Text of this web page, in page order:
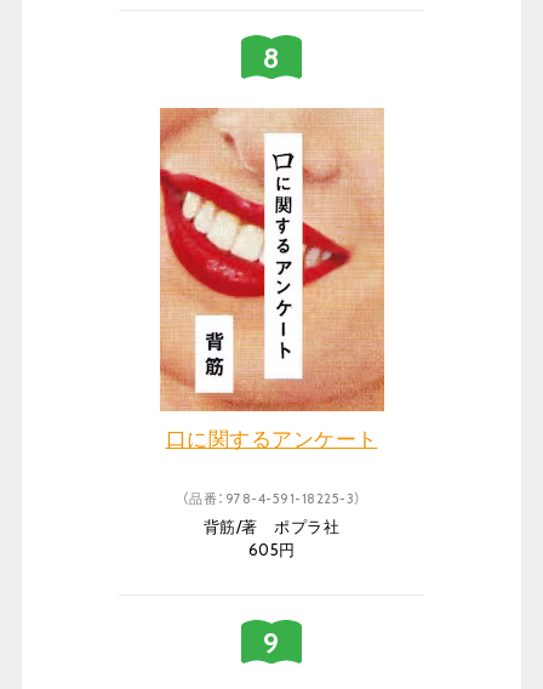
口に関するアンケート
（品番：978-4-591-18225-3）
背筋/著 ポプラ社
605円